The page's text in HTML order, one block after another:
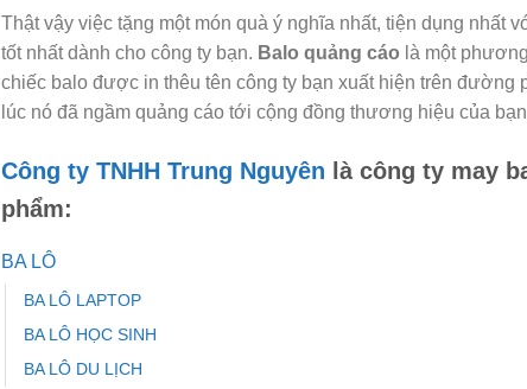
Thật vậy việc tặng một món quà ý nghĩa nhất, tiện dụng nhất
tốt nhất dành cho công ty bạn. Balo quảng cáo là một
chiếc balo được in thêu tên công ty bạn xuất hiện trên đường
lúc nó đã ngầm quảng cáo tới cộng đồng thương hiệu của
Công ty TNHH Trung Nguyên là công ty may
phẩm:
BA LÔ
BA LÔ LAPTOP
BA LÔ HỌC SINH
BA LÔ DU LỊCH